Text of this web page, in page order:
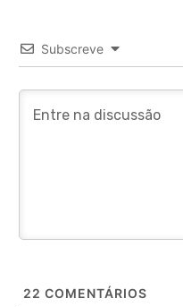
Subscreve
22 COMENTÁRIOS